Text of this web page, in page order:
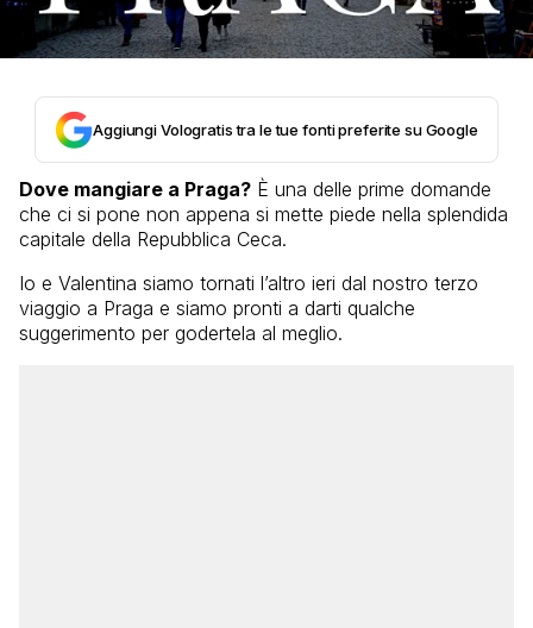
Aggiungi Vologratis tra le tue fonti preferite su Google
Dove mangiare a Praga? È una delle prime domande
che ci si pone non appena si mette piede nella splendida
capitale della Repubblica Ceca.
Io e Valentina siamo tornati l’altro ieri dal nostro terzo
viaggio a Praga e siamo pronti a darti qualche
suggerimento per godertela al meglio.